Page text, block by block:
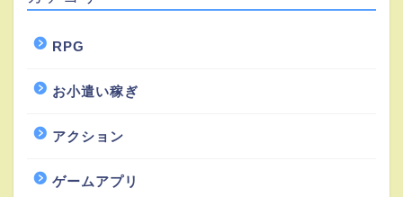
RPG
お小遣い稼ぎ
アクション
ゲームアプリ